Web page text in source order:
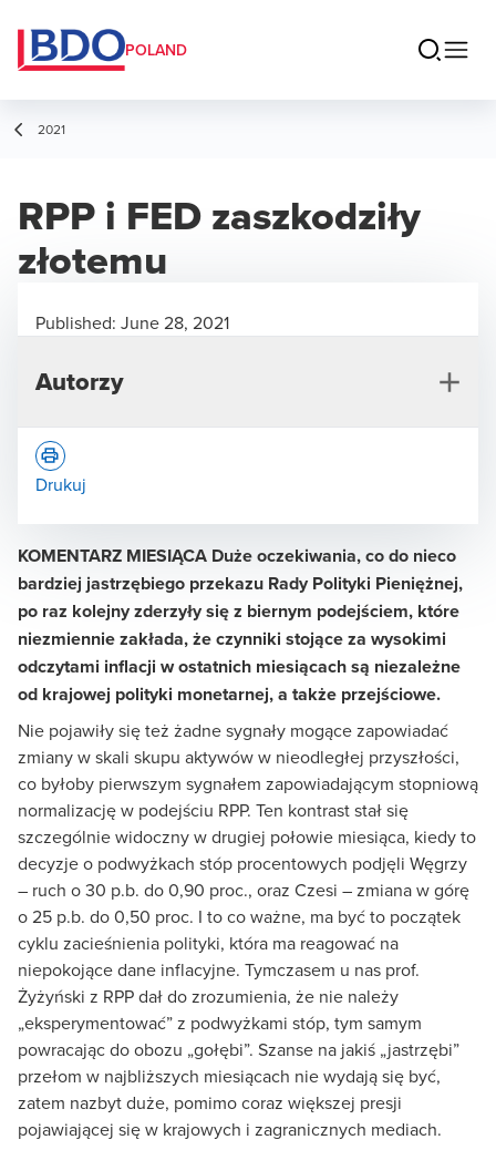
POLAND
2021
RPP i FED zaszkodziły
złotemu
KOMENTARZ MIESIĄCA Duże oczekiwania, co do nieco
bardziej jastrzębiego przekazu Rady Polityki Pieniężnej,
po raz kolejny zderzyły się z biernym podejściem, które
niezmiennie zakłada, że czynniki stojące za wysokimi
odczytami inflacji w ostatnich miesiącach są niezależne
od krajowej polityki monetarnej, a także przejściowe.
Nie pojawiły się też żadne sygnały mogące zapowiadać
zmiany w skali skupu aktywów w nieodległej przyszłości,
co byłoby pierwszym sygnałem zapowiadającym stopniową
normalizację w podejściu RPP. Ten kontrast stał się
szczególnie widoczny w drugiej połowie miesiąca, kiedy to
decyzje o podwyżkach stóp procentowych podjęli Węgrzy
– ruch o 30 p.b. do 0,90 proc., oraz Czesi – zmiana w górę
o 25 p.b. do 0,50 proc. I to co ważne, ma być to początek
cyklu zacieśnienia polityki, która ma reagować na
niepokojące dane inflacyjne. Tymczasem u nas prof.
Żyżyński z RPP dał do zrozumienia, że nie należy
„eksperymentować” z podwyżkami stóp, tym samym
powracając do obozu „gołębi”. Szanse na jakiś „jastrzębi”
przełom w najbliższych miesiącach nie wydają się być,
zatem nazbyt duże, pomimo coraz większej presji
pojawiającej się w krajowych i zagranicznych mediach.
Published: June 28, 2021
Autorzy
Ewa Matyszewska
Dyrektor ds. Komunikacji i Zrównoważonego Rozwoju
Drukuj